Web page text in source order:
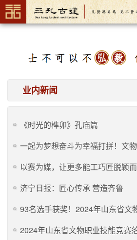
业内新闻
《时光的榫卯》孔庙篇
济宁日报：匠心传承 营造齐鲁